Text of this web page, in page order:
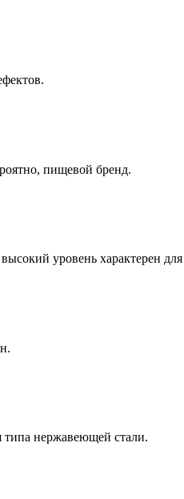
пищевой бренд.
уровень характерен
типа нержавеющей стали.